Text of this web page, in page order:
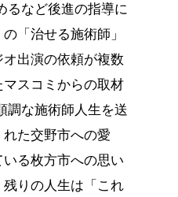
るなど後進の指導に
「治せる施術師」
出演の依頼が複数
スコミからの取材
調な施術師人生を送
た交野市への愛
る枚方市への思い
りの人生は「これ